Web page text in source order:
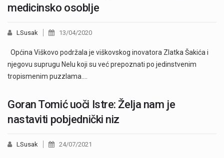
medicinsko osoblje
LSusak 13/04/2020
Općina Viškovo podržala je viškovskog inovatora Zlatka Šakića i
njegovu suprugu Nelu koji su već prepoznati po jedinstvenim
tropismenim puzzlama.…
Goran Tomić uoči Istre: Želja nam je
nastaviti pobjednički niz
LSusak 24/07/2021